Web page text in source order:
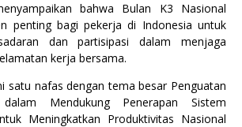
bahwa Bulan K3 Nasional
penting bagi pekerja di Indonesia untuk
dan partisipasi dalam menjaga
kerja bersama.
satu nafas dengan tema besar Penguatan
Mendukung Penerapan Sistem
Meningkatkan Produktivitas Nasional